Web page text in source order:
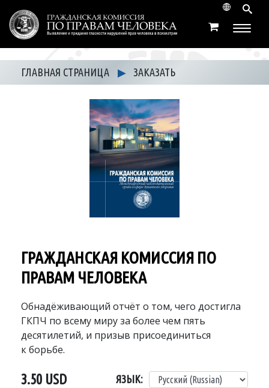
ГЛАВНАЯ СТРАНИЦА ▶ ЗАКАЗАТЬ
ГРАЖДАНСКАЯ КОМИССИЯ ПО
ПРАВАМ ЧЕЛОВЕКА
Обнадёживающий отчёт о том, чего достигла
ГКПЧ по всему миру за более чем пять
десятилетий, и призыв присоединиться
к борьбе.
3.50 USD ЯЗЫК: